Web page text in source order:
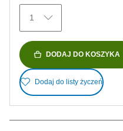
Recenzji
1
DODAJ DO KOSZYKA
Dodaj do listy życzeń